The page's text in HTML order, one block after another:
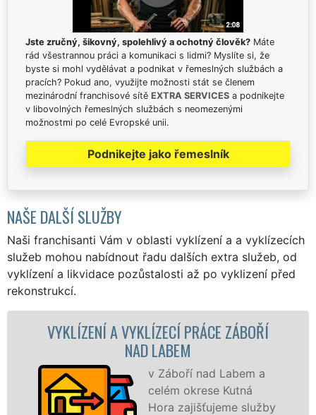
Jste zručný, šikovný, spolehlivý a ochotný člověk? Máte
rád všestrannou práci a komunikaci s lidmi? Myslíte si, že
byste si mohl vydělávat a podnikat v řemeslných službách a
pracích? Pokud ano, využijte možnosti stát se členem
mezinárodní franchisové sítě EXTRA SERVICES a podnikejte
v libovolných řemeslných službách s neomezenými
možnostmi po celé Evropské unii.
Podnikejte jako řemeslník
NAŠE DALŠÍ SLUŽBY
Naši franchisanti Vám v oblasti vyklízení a a vyklízecích
služeb mohou nabídnout řadu dalších extra služeb, od
vyklízení a likvidace pozůstalosti až po vyklizení před
rekonstrukcí.
VYKLÍZECÍ PRÁCE A SLUŽBY ZÁBOŘÍ NAD
LABEM
Společnost EXTRA
VYKLÍZENÍ zajištuje
prostřednictvím